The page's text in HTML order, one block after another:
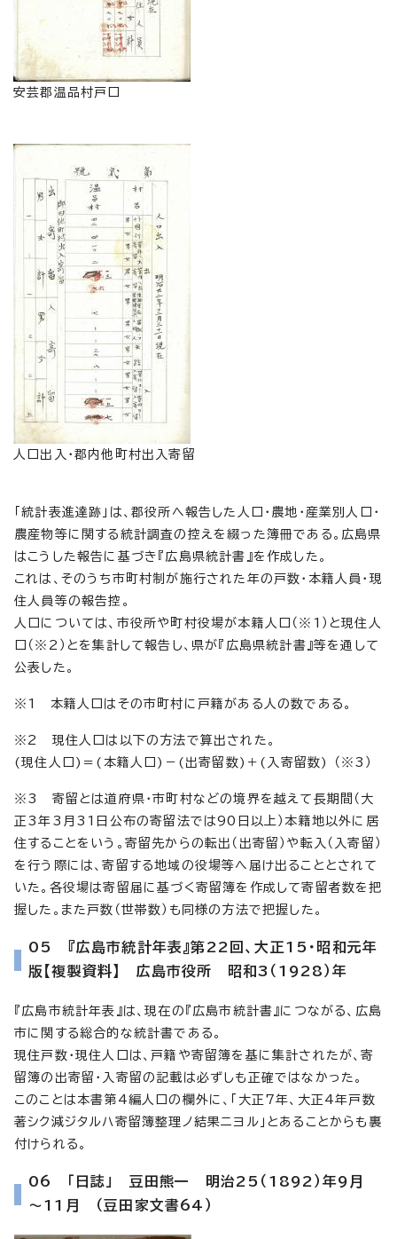
安芸郡温品村戸口
人口出入・郡内他町村出入寄留
「統計表進達跡」は、郡役所へ報告した人口・農地・産業別人口・
農産物等に関する統計調査の控えを綴った簿冊である。広島県
はこうした報告に基づき『広島県統計書』を作成した。
これは、そのうち市町村制が施行された年の戸数・本籍人員・現
住人員等の報告控。
人口については、市役所や町村役場が本籍人口（※1）と現住人
口（※2）とを集計して報告し、県が『広島県統計書』等を通して
公表した。
※1 本籍人口はその市町村に戸籍がある人の数である。
※2 現住人口は以下の方法で算出された。
(現住人口)＝(本籍人口)－(出寄留数)＋(入寄留数) （※3）
※3 寄留とは道府県・市町村などの境界を越えて長期間（大
正3年3月31日公布の寄留法では90日以上）本籍地以外に居
住することをいう。寄留先からの転出（出寄留）や転入（入寄留）
を行う際には、寄留する地域の役場等へ届け出ることとされて
いた。各役場は寄留届に基づく寄留簿を作成して寄留者数を把
握した。また戸数（世帯数）も同様の方法で把握した。
05 『広島市統計年表』第22回、大正15・昭和元年
版【複製資料】 広島市役所 昭和3（1928）年
『広島市統計年表』は、現在の『広島市統計書』につながる、広島
市に関する総合的な統計書である。
現住戸数・現住人口は、戸籍や寄留簿を基に集計されたが、寄
留簿の出寄留・入寄留の記載は必ずしも正確ではなかった。
このことは本書第4編人口の欄外に、「大正7年、大正4年戸数
著シク減ジタルハ寄留簿整理ノ結果ニヨル」とあることからも裏
付けられる。
06 「日誌」 豆田熊一 明治25（1892）年9月
～11月 （豆田家文書64）